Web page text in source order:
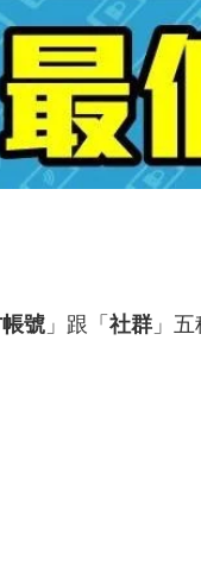
號 」跟「 社群 」